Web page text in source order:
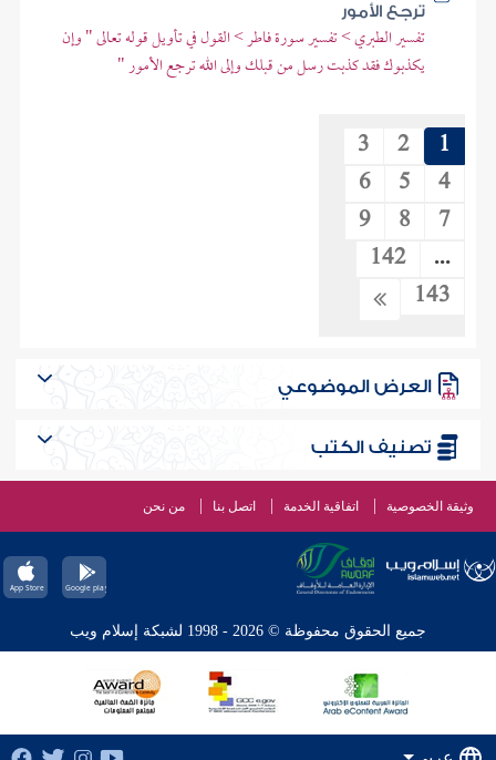
ترجع الأمور
تفسير الطبري > تفسير سورة فاطر > القول في تأويل قوله تعالى " وإن
يكذبوك فقد كذبت رسل من قبلك وإلى الله ترجع الأمور "
1
2
3
4
5
6
7
8
9
...
142
143
العرض الموضوعي
تصنيف الكتب
وثيقة الخصوصية اتفاقية الخدمة اتصل بنا من نحن
جميع الحقوق محفوظة © 2026 - 1998 لشبكة إسلام ويب